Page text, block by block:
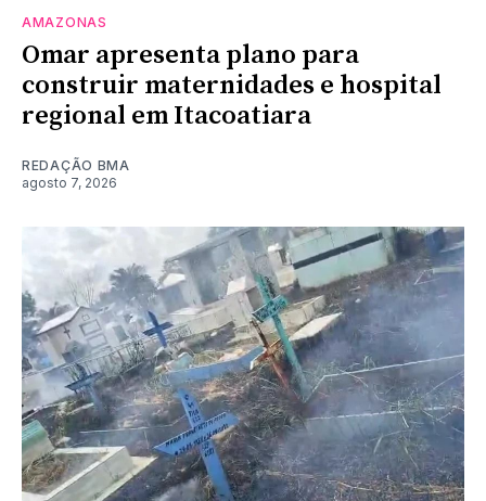
AMAZONAS
Omar apresenta plano para
construir maternidades e hospital
regional em Itacoatiara
REDAÇÃO BMA
agosto 7, 2026